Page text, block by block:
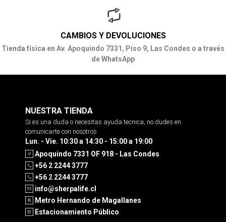
CAMBIOS Y DEVOLUCIONES
Tienda física en Av. Apoquindo 7331, Piso 9, Las Condes o a través
de WhatsApp
NUESTRA TIENDA
Si es una duda o necesitas ayuda tecnica, no dudes en
comunicarte con nosotros
Lun. - Vie. 10:30 a 14:30 - 15:00 a 19:00
Apoquindo 7331 OF 918 - Las Condes
+56 2 2244 3777
+56 2 2244 3777
info@sherpalife.cl
Metro Hernando de Magallanes
Estacionamiento Público